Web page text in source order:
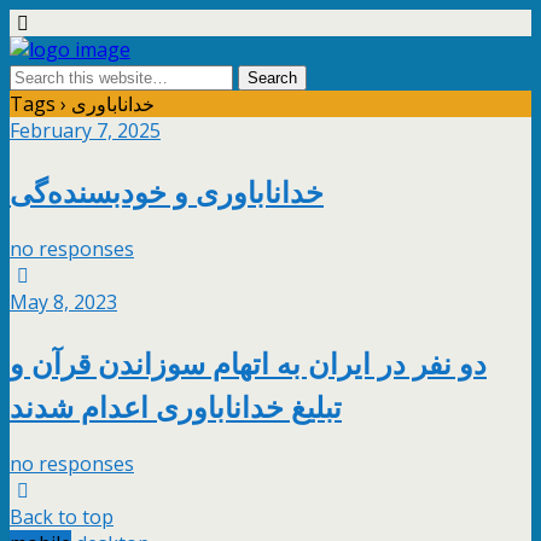
Tags › خداناباوری
February 7, 2025
خداناباوری و خودبسنده‌گی
no responses
May 8, 2023
دو نفر در ایران به اتهام سوزاندن قرآن و
تبلیغ خداناباوری اعدام شدند
no responses
Back to top